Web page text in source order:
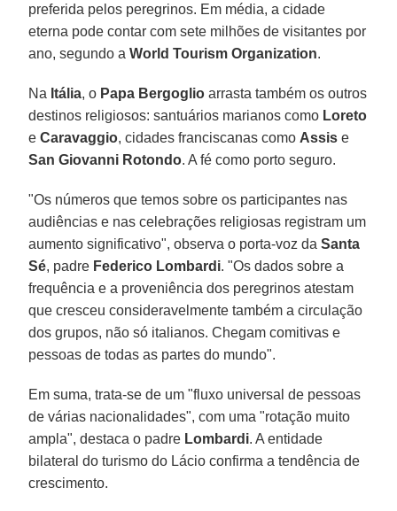
preferida pelos peregrinos. Em média, a cidade
eterna pode contar com sete milhões de visitantes por
ano, segundo aWorld Tourism Organization.
Na Itália, o Papa Bergoglio arrasta também os outros
destinos religiosos: santuários marianos como Loreto
eCaravaggio, cidades franciscanas como Assis e
San Giovanni Rotondo. A fé como porto seguro.
"Os números que temos sobre os participantes nas
audiências e nas celebrações religiosas registram um
aumento significativo", observa o porta-voz daSanta
Sé, padre Federico Lombardi. "Os dados sobre a
frequência e a proveniência dos peregrinos atestam
que cresceu consideravelmente também a circulação
dos grupos, não só italianos. Chegam comitivas e
pessoas de todas as partes do mundo".
Em suma, trata-se de um "fluxo universal de pessoas
de várias nacionalidades", com uma "rotação muito
ampla", destaca o padre Lombardi. A entidade
bilateral do turismo do Lácio confirma a tendência de
crescimento.